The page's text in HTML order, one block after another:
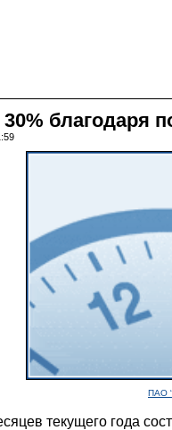
благодаря
ПАО
текущего года